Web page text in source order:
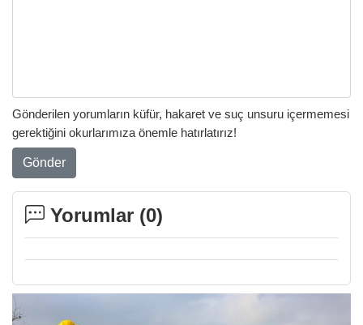
Gönderilen yorumların küfür, hakaret ve suç unsuru içermemesi
gerektiğini okurlarımıza önemle hatırlatırız!
Gönder
Yorumlar (0)